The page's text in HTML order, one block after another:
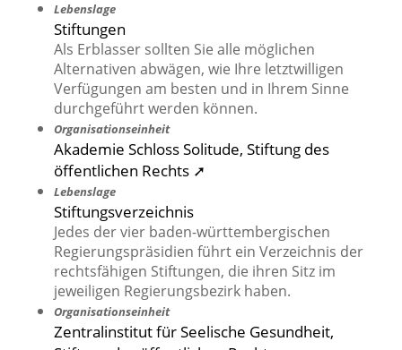
Lebenslage
Stiftungen
Als Erblasser sollten Sie alle möglichen
Alternativen abwägen, wie Ihre letztwilligen
Verfügungen am besten und in Ihrem Sinne
durchgeführt werden können.
Organisationseinheit
Akademie Schloss Solitude, Stiftung des
öffentlichen Rechts ➚
Lebenslage
Stiftungsverzeichnis
Jedes der vier baden-württembergischen
Regierungspräsidien führt ein Verzeichnis der
rechtsfähigen Stiftungen, die ihren Sitz im
jeweiligen Regierungsbezirk haben.
Organisationseinheit
Zentralinstitut für Seelische Gesundheit,